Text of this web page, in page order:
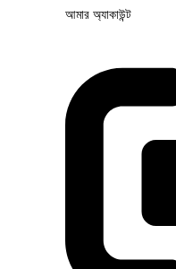
আমার অ্যাকাউন্ট